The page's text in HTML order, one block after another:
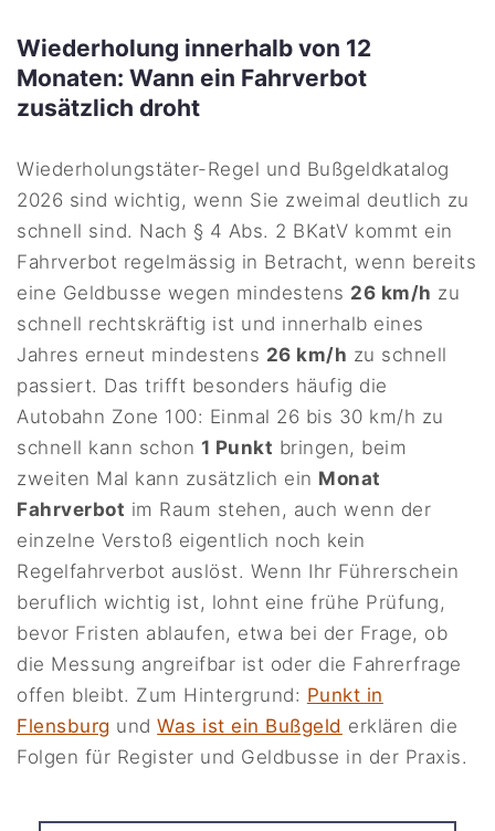
Wiederholung innerhalb von 12
Monaten: Wann ein Fahrverbot
zusätzlich droht
Wiederholungstäter-Regel und Bußgeldkatalog
2026 sind wichtig, wenn Sie zweimal deutlich zu
schnell sind. Nach § 4 Abs. 2 BKatV kommt ein
Fahrverbot regelmässig in Betracht, wenn bereits
eine Geldbusse wegen mindestens 26 km/h zu
schnell rechtskräftig ist und innerhalb eines
Jahres erneut mindestens 26 km/h zu schnell
passiert. Das trifft besonders häufig die
Autobahn Zone 100: Einmal 26 bis 30 km/h zu
schnell kann schon 1 Punkt bringen, beim
zweiten Mal kann zusätzlich ein Monat
Fahrverbot im Raum stehen, auch wenn der
einzelne Verstoß eigentlich noch kein
Regelfahrverbot auslöst. Wenn Ihr Führerschein
beruflich wichtig ist, lohnt eine frühe Prüfung,
bevor Fristen ablaufen, etwa bei der Frage, ob
die Messung angreifbar ist oder die Fahrerfrage
offen bleibt. Zum Hintergrund: Punkt in
Flensburg undWas ist ein Bußgeld erklären die
Folgen für Register und Geldbusse in der Praxis.